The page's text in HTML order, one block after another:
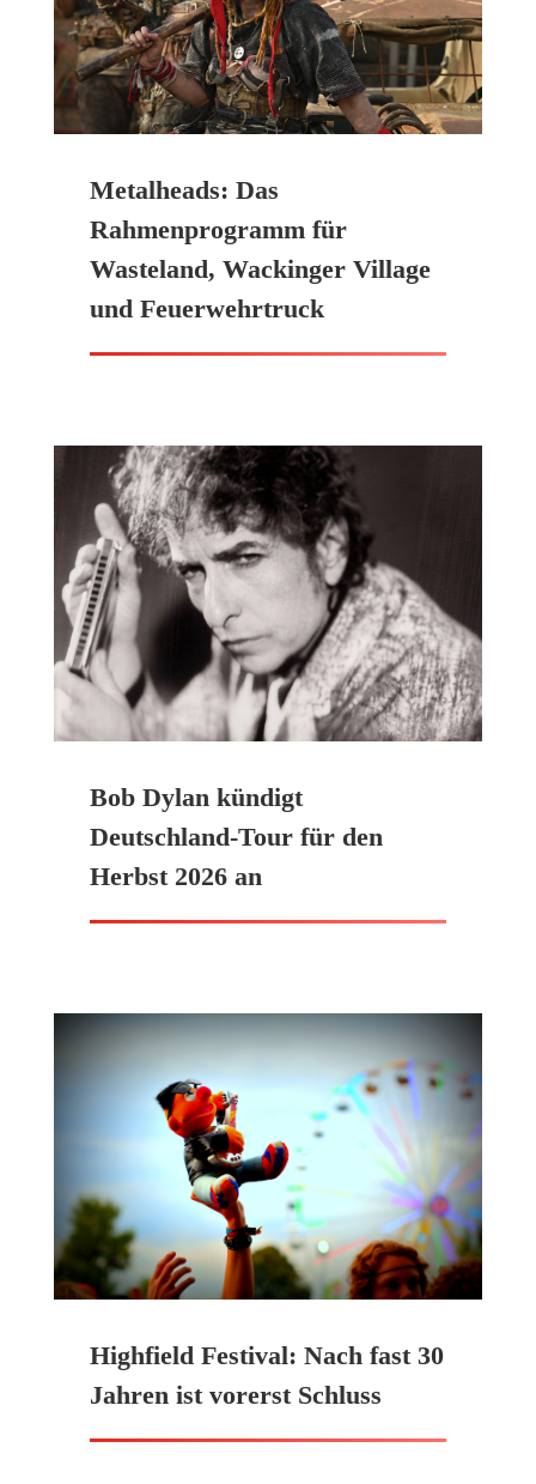
Metalheads: Das
Rahmenprogramm für
Wasteland, Wackinger Village
und Feuerwehrtruck
Bob Dylan kündigt
Deutschland-Tour für den
Herbst 2026 an
Highfield Festival: Nach fast 30
Jahren ist vorerst Schluss